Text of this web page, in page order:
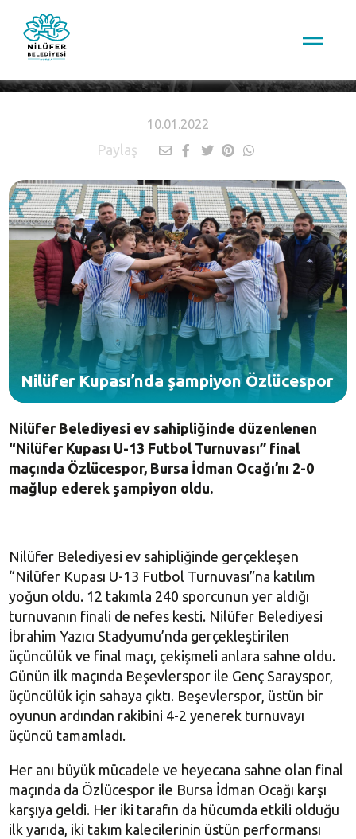
10.01.2022
Paylaş
Nilüfer Kupası’nda şampiyon Özlücespor
Nilüfer Belediyesi ev sahipliğinde düzenlenen
“Nilüfer Kupası U-13 Futbol Turnuvası” final
maçında Özlücespor, Bursa İdman Ocağı’nı 2-0
mağlup ederek şampiyon oldu.
Nilüfer Belediyesi ev sahipliğinde gerçekleşen
“Nilüfer Kupası U-13 Futbol Turnuvası”na katılım
yoğun oldu. 12 takımla 240 sporcunun yer aldığı
turnuvanın finali de nefes kesti. Nilüfer Belediyesi
İbrahim Yazıcı Stadyumu’nda gerçekleştirilen
üçüncülük ve final maçı, çekişmeli anlara sahne oldu.
Günün ilk maçında Beşevlerspor ile Genç Sarayspor,
üçüncülük için sahaya çıktı. Beşevlerspor, üstün bir
oyunun ardından rakibini 4-2 yenerek turnuvayı
üçüncü tamamladı.
Her anı büyük mücadele ve heyecana sahne olan final
maçında da Özlücespor ile Bursa İdman Ocağı karşı
karşıya geldi. Her iki tarafın da hücumda etkili olduğu
ilk yarıda, iki takım kalecilerinin üstün performansı